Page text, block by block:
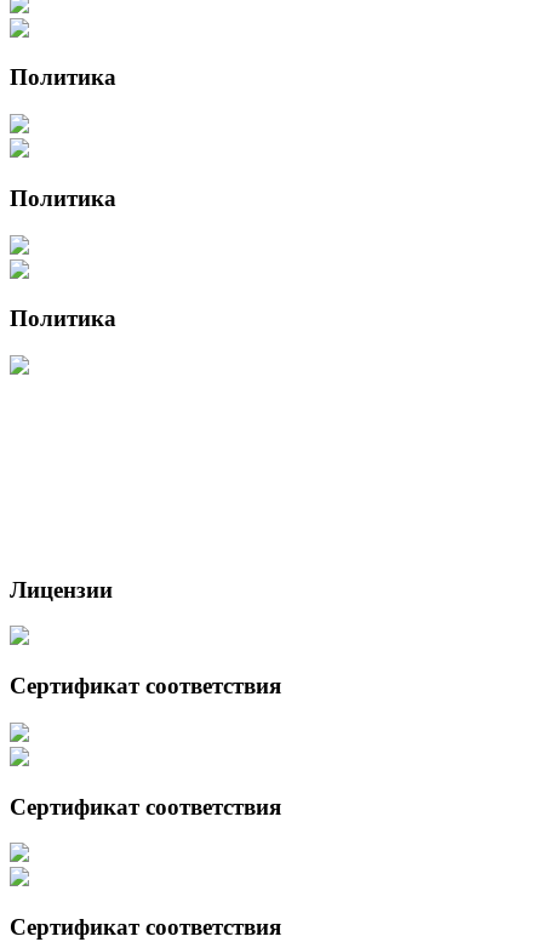
Политика
Политика
Политика
Лицензии
Сертификат соответствия
Сертификат соответствия
Сертификат соответствия